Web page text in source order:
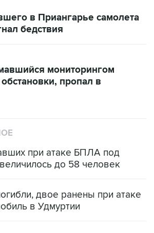
в Приангарье самолета
бедствия
мониторингом
пропал в
при атаке БПЛА под
до 58 человек
двое ранены при атаке
в Удмуртии